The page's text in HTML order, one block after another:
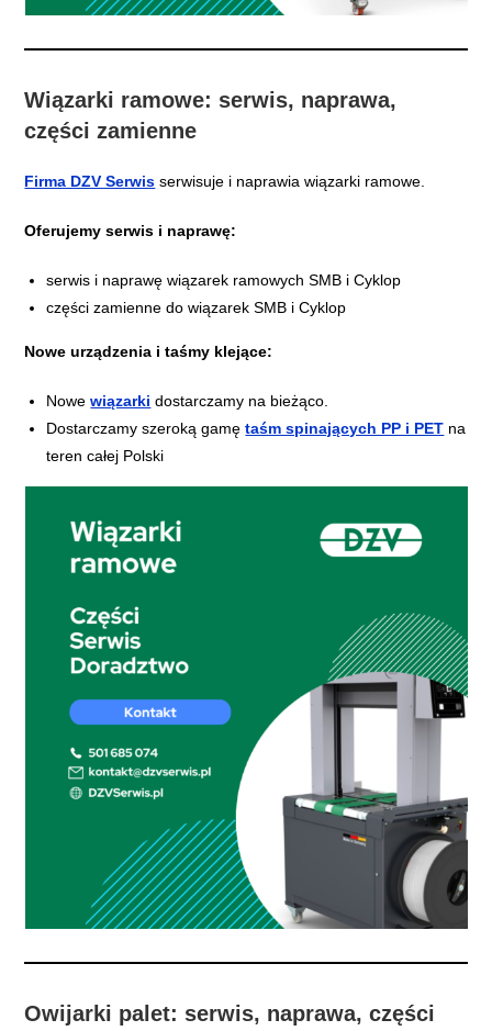
Wiązarki ramowe: serwis, naprawa,
części zamienne
Firma DZV Serwis serwisuje i naprawia wiązarki ramowe.
Oferujemy serwis i naprawę:
serwis i naprawę wiązarek ramowych SMB i Cyklop
części zamienne do wiązarek SMB i Cyklop
Nowe urządzenia i taśmy klejące:
Nowewiązarki dostarczamy na bieżąco.
Dostarczamy szeroką gamętaśm spinających PP i PET na
teren całej Polski
Owijarki palet: serwis, naprawa, części